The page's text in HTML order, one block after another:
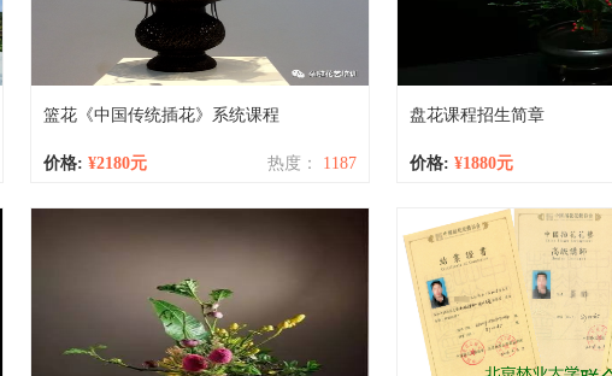
篮花《中国传统插花》系统课程
价格: ¥2180元 热度： 1187
盘花课程招生简章
价格: ¥1880元